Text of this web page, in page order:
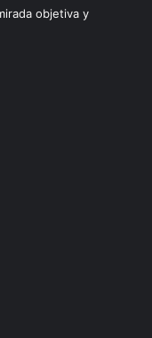
objetiva y